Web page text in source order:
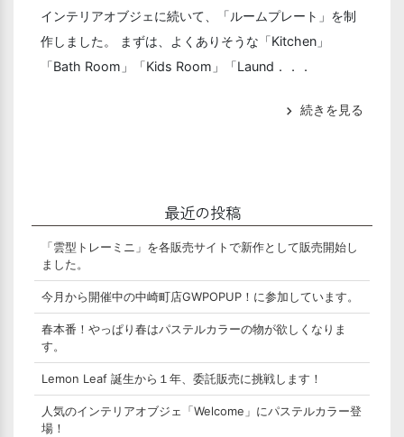
インテリアオブジェに続いて、「ルームプレート」を制
作しました。 まずは、よくありそうな「Kitchen」
「Bath Room」「Kids Room」「Laund．．．
chevron_right 続きを見る
最近の投稿
「雲型トレーミニ」を各販売サイトで新作として販売開始し
ました。
今月から開催中の中崎町店GWPOPUP！に参加しています。
春本番！やっぱり春はパステルカラーの物が欲しくなりま
す。
Lemon Leaf 誕生から１年、委託販売に挑戦します！
人気のインテリアオブジェ「Welcome」にパステルカラー登
場！